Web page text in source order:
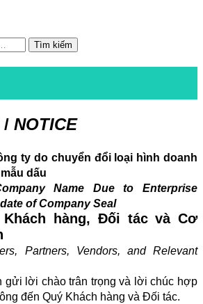
/ NOTICE
ty do chuyển đổi loại hình doanh
dấu
Name Due to Enterprise
of Company Seal
hàng, Đối tác và Cơ
Partners, Vendors, and Relevant
gửi lời chào trân trọng và lời chúc hợp
đến Quý Khách hàng và Đối tác.